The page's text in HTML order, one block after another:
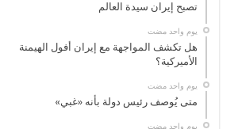
تصبح إيران سيدة العالم
‏يوم واحد مضت
هل تكشف المواجهة مع إيران أفول الهيمنة
الأميركية؟
‏يوم واحد مضت
متى يُوصف رئيس دولة بأنه «غبي»
‏يوم واحد مضت